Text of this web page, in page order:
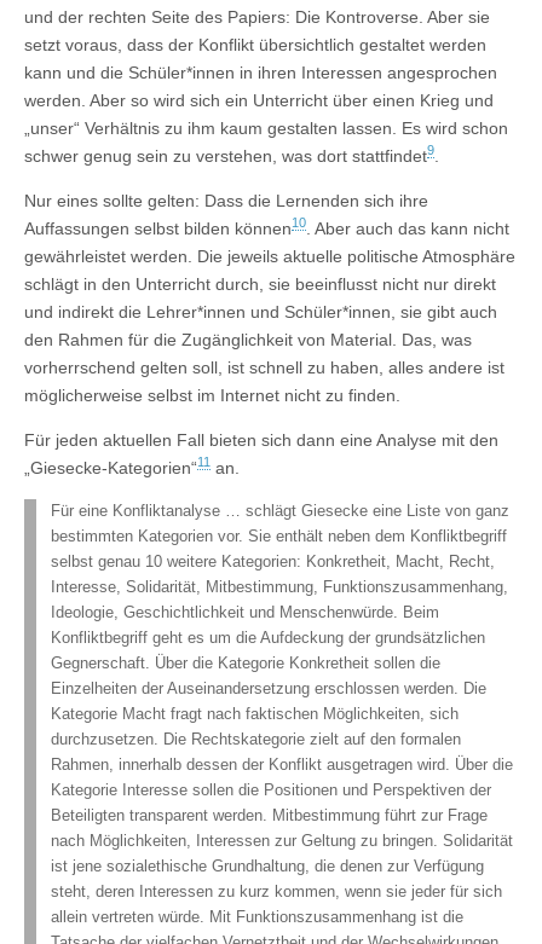
und der rechten Seite des Papiers: Die Kontroverse. Aber sie
setzt voraus, dass der Konflikt übersichtlich gestaltet werden
kann und die Schüler*innen in ihren Interessen angesprochen
werden. Aber so wird sich ein Unterricht über einen Krieg und
„unser“ Verhältnis zu ihm kaum gestalten lassen. Es wird schon
schwer genug sein zu verstehen, was dort stattfindet9
Nur eines sollte gelten: Dass die Lernenden sich ihre
Auffassungen selbst bilden können10 . Aber auch das kann nicht
gewährleistet werden. Die jeweils aktuelle politische Atmosphäre
schlägt in den Unterricht durch, sie beeinflusst nicht nur direkt
und indirekt die Lehrer*innen und Schüler*innen, sie gibt auch
den Rahmen für die Zugänglichkeit von Material. Das, was
vorherrschend gelten soll, ist schnell zu haben, alles andere ist
möglicherweise selbst im Internet nicht zu finden.
Für jeden aktuellen Fall bieten sich dann eine Analyse mit den
„Giesecke-Kategorien“11 an.
Für eine Konfliktanalyse … schlägt Giesecke eine Liste von ganz
bestimmten Kategorien vor. Sie enthält neben dem Konfliktbegriff
selbst genau 10 weitere Kategorien: Konkretheit, Macht, Recht,
Interesse, Solidarität, Mitbestimmung, Funktionszusammenhang,
Ideologie, Geschichtlichkeit und Menschenwürde. Beim
Konfliktbegriff geht es um die Aufdeckung der grundsätzlichen
Gegnerschaft. Über die Kategorie Konkretheit sollen die
Einzelheiten der Auseinandersetzung erschlossen werden. Die
Kategorie Macht fragt nach faktischen Möglichkeiten, sich
durchzusetzen. Die Rechtskategorie zielt auf den formalen
Rahmen, innerhalb dessen der Konflikt ausgetragen wird. Über die
Kategorie Interesse sollen die Positionen und Perspektiven der
Beteiligten transparent werden. Mitbestimmung führt zur Frage
nach Möglichkeiten, Interessen zur Geltung zu bringen. Solidarität
ist jene sozialethische Grundhaltung, die denen zur Verfügung
steht, deren Interessen zu kurz kommen, wenn sie jeder für sich
allein vertreten würde. Mit Funktionszusammenhang ist die